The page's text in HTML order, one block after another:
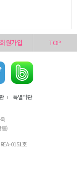
회원가입 TOP
l 특별약관
)
0151호